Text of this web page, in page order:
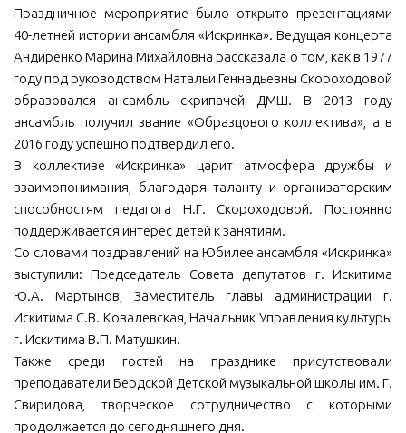
МБУК «Централизованная библиотечная система»
ДК «Россия»
Афиша
Независимая оценка качества
Контакты
Праздничное мероприятие было открыто презентациями
40-летней истории ансамбля «Искринка». Ведущая концерта
Андиренко Марина Михайловна рассказала о том, как в 1977
году под руководством Натальи Геннадьевны Скороходовой
образовался ансамбль скрипачей ДМШ. В 2013 году
ансамбль получил звание «Образцового коллектива», а в
2016 году успешно подтвердил его.
В коллективе «Искринка» царит атмосфера дружбы и
взаимопонимания, благодаря таланту и организаторским
способностям педагога Н.Г. Скороходовой. Постоянно
поддерживается интерес детей к занятиям.
Со словами поздравлений на Юбилее ансамбля «Искринка»
выступили: Председатель Совета депутатов г. Искитима
Ю.А. Мартынов, Заместитель главы администрации г.
Искитима С.В. Ковалевская, Начальник Управления культуры
г. Искитима В.П. Матушкин.
Также среди гостей на празднике присутствовали
преподаватели Бердской Детской музыкальной школы им. Г.
Свиридова, творческое сотрудничество с которыми
продолжается до сегодняшнего дня.